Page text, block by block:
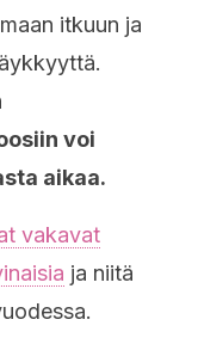
itkuun ja
voi
aikaa.
vakavat
ja niitä